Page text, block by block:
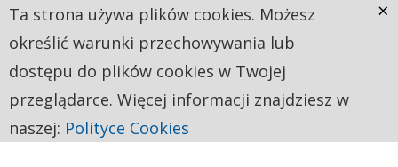
Ta strona używa plików cookies. Możesz
określić warunki przechowywania lub
dostępu do plików cookies w Twojej
przeglądarce. Więcej informacji znajdziesz w
naszej: Polityce Cookies
×